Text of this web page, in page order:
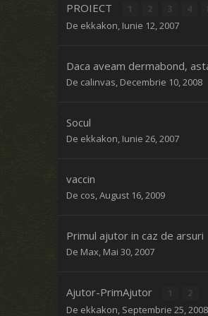
PROIECT
De ekkakon, Iunie 12, 2007
Daca aveam dermabond,
De calinvas, Decembrie 10, 2008
Socul
De ekkakon, Iunie 26, 2007
vaccin
De cos,August 16, 2009
Primul ajutor in caz de arsuri
De Max, Mai 30, 2007
Ajutor-PrimAjutor
De ekkakon, Septembrie 25, 2008